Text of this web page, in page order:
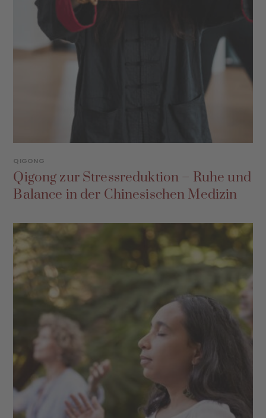
QIGONG
Qigong zur Stressreduktion – Ruhe und
Balance in der Chinesischen Medizin